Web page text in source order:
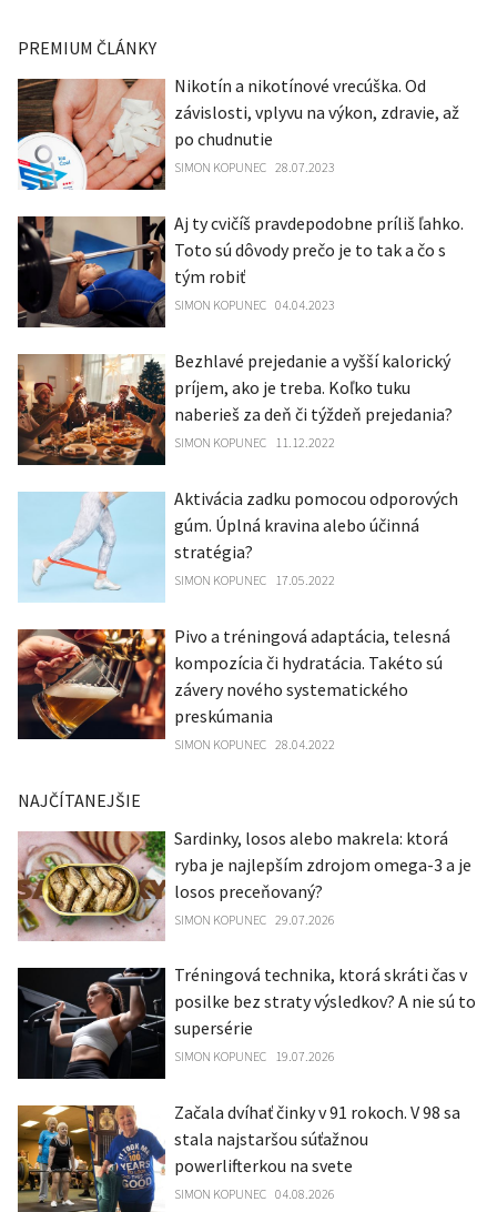
PREMIUM ČLÁNKY
Nikotín a nikotínové vrecúška. Od
závislosti, vplyvu na výkon, zdravie, až
po chudnutie
SIMON KOPUNEC 28.07.2023
Aj ty cvičíš pravdepodobne príliš ľahko.
Toto sú dôvody prečo je to tak a čo s
tým robiť
SIMON KOPUNEC 04.04.2023
Bezhlavé prejedanie a vyšší kalorický
príjem, ako je treba. Koľko tuku
naberieš za deň či týždeň prejedania?
SIMON KOPUNEC 11.12.2022
Aktivácia zadku pomocou odporových
gúm. Úplná kravina alebo účinná
stratégia?
SIMON KOPUNEC 17.05.2022
Pivo a tréningová adaptácia, telesná
kompozícia či hydratácia. Takéto sú
závery nového systematického
preskúmania
SIMON KOPUNEC 28.04.2022
NAJČÍTANEJŠIE
Sardinky, losos alebo makrela: ktorá
ryba je najlepším zdrojom omega-3 a je
losos preceňovaný?
SIMON KOPUNEC 29.07.2026
Tréningová technika, ktorá skráti čas v
posilke bez straty výsledkov? A nie sú to
supersérie
SIMON KOPUNEC 19.07.2026
Začala dvíhať činky v 91 rokoch. V 98 sa
stala najstaršou súťažnou
powerlifterkou na svete
SIMON KOPUNEC 04.08.2026